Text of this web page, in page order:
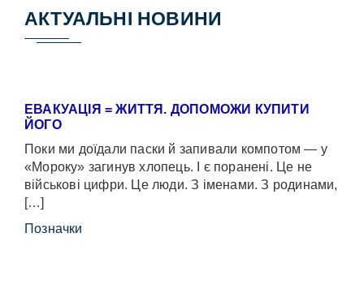
АКТУАЛЬНІ НОВИНИ
ЕВАКУАЦІЯ = ЖИТТЯ. ДОПОМОЖИ КУПИТИ
ЙОГО
Поки ми доїдали паски й запивали компотом — у
«Мороку» загинув хлопець. І є поранені. Це не
військові цифри. Це люди. З іменами. З родинами,
[…]
Позначки